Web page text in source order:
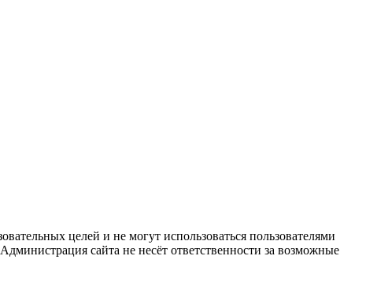
целей и не могут использоваться пользователями
сайта не несёт ответственности за возможные